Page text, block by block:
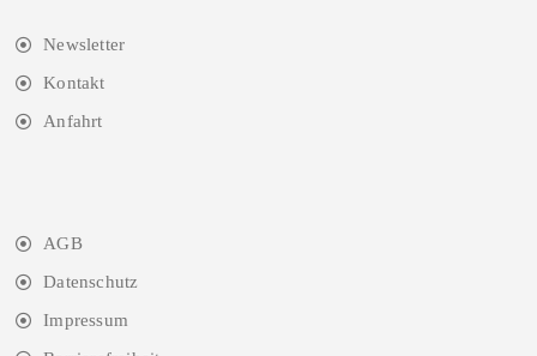
Newsletter
Kontakt
Anfahrt
AGB
Datenschutz
Impressum